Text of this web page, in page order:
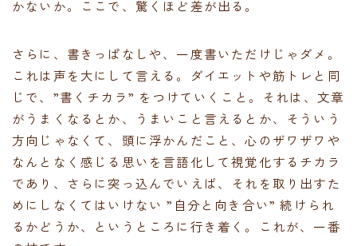
かないか。ここで、驚くほど差が出る。
さらに、書きっぱなしや、一度書いただけじゃダメ。
これは声を大にして言える。ダイエットや筋トレと同
じで、”書くチカラ” をつけていくこと。それは、文章
がうまくなるとか、うまいこと言えるとか、そういう
方向じゃなくて、頭に浮かんだこと、心のザワザワや
なんとなく感じる思いを言語化して視覚化するチカラ
であり、さらに突っ込んでいえば、それを取り出すた
めにしなくてはいけない ”自分と向き合い” 続けられ
るかどうか、というところに行き着く。これが、一番